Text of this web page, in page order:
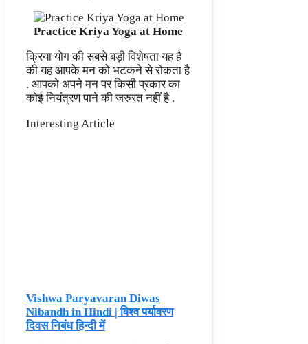
Practice Kriya Yoga at Home
क्रिया योग की सबसे बड़ी विशेषता यह है
की यह आपके मन को भटकने से रोकता है
. आपको अपने मन पर किसी प्रकार का
कोई नियंत्रण पाने की जरुरत नहीं है .
Interesting Article
Vishwa Paryavaran Diwas
Nibandh in Hindi | विश्व पर्यावरण
दिवस निबंध हिन्दी में